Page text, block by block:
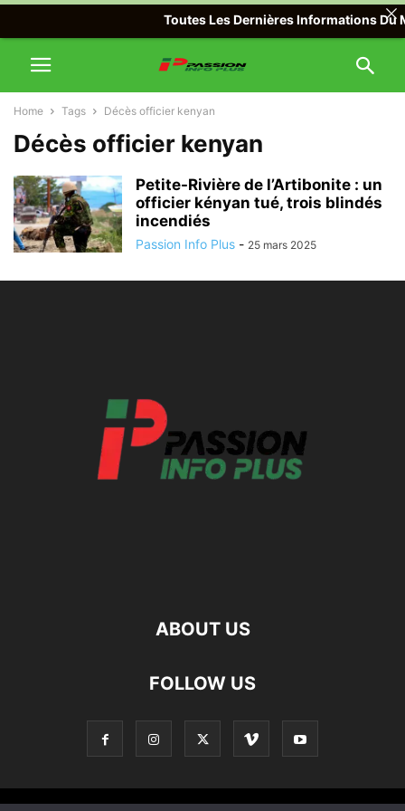
Home Tags Décès officier kenyan
Décès officier kenyan
Petite-Rivière de l’Artibonite : un
officier kényan tué, trois blindés
incendiés
Passion Info Plus - 25 mars 2025
ABOUT US
FOLLOW US
Toutes Les Dernières Informations Du